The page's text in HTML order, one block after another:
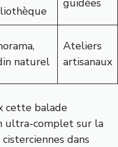
naturel
Ateliers
artisanaux
cette balade
ultra-complet sur la
dans